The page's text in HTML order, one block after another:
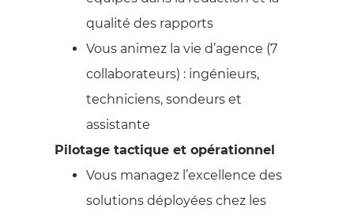
qualité des rapports
Vous animez la vie d’agence (7
collaborateurs) : ingénieurs,
techniciens, sondeurs et
assistante
Pilotage tactique et opérationnel
Vous managez l’excellence des
solutions déployées chez les